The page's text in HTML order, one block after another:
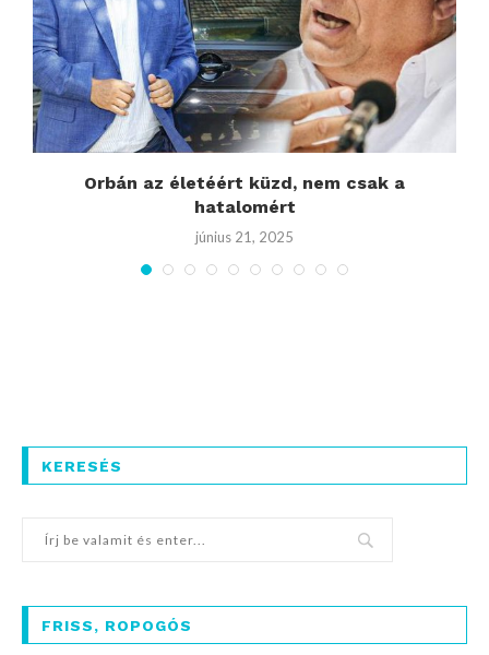
Orbán az életéért küzd, nem csak a
hatalomért
június 21, 2025
KERESÉS
FRISS, ROPOGÓS